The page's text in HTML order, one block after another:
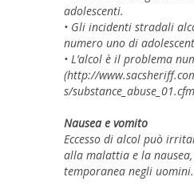
adolescenti.
• Gli incidenti stradali
numero uno di
• L’alcol è il problema
(http://
s/
Nausea e vomito
Eccesso di alcol può
alla malattia e la
temporanea negli uomini.